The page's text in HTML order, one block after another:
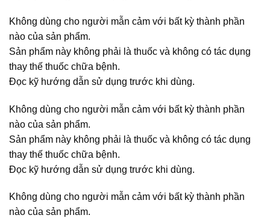
Không dùng cho người mẫn cảm với bất kỳ thành phần
nào của sản phẩm.
Sản phẩm này không phải là thuốc và không có tác dụng
thay thế thuốc chữa bệnh.
Đọc kỹ hướng dẫn sử dụng trước khi dùng.
Không dùng cho người mẫn cảm với bất kỳ thành phần
nào của sản phẩm.
Sản phẩm này không phải là thuốc và không có tác dụng
thay thế thuốc chữa bệnh.
Đọc kỹ hướng dẫn sử dụng trước khi dùng.
Không dùng cho người mẫn cảm với bất kỳ thành phần
nào của sản phẩm.